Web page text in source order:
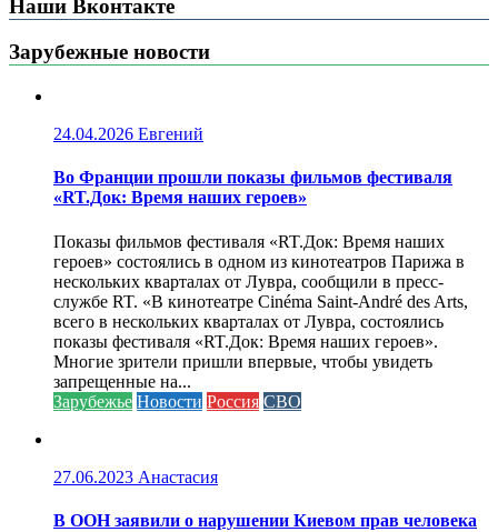
Наши Вконтакте
Зарубежные новости
24.04.2026 Евгений
Во Франции прошли показы фильмов фестиваля
«RT.Док: Время наших героев»
Показы фильмов фестиваля «RT.Док: Время наших
героев» состоялись в одном из кинотеатров Парижа в
нескольких кварталах от Лувра, сообщили в пресс-
службе RT. «В кинотеатре Cinéma Saint-André des Arts,
всего в нескольких кварталах от Лувра, состоялись
показы фестиваля «RT.Док: Время наших героев».
Многие зрители пришли впервые, чтобы увидеть
запрещенные на...
Зарубежье Новости Россия СВО
27.06.2023 Анастасия
В ООН заявили о нарушении Киевом прав человека